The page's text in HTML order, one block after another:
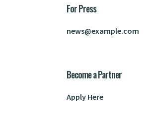
For Press
news@example.com
Become a Partner
Apply Here